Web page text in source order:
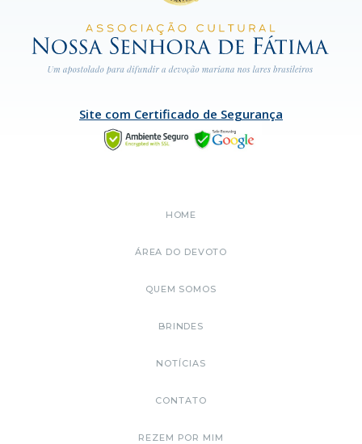
Site com Certificado de Segurança
HOME
ÁREA DO DEVOTO
QUEM SOMOS
BRINDES
NOTÍCIAS
CONTATO
REZEM POR MIM